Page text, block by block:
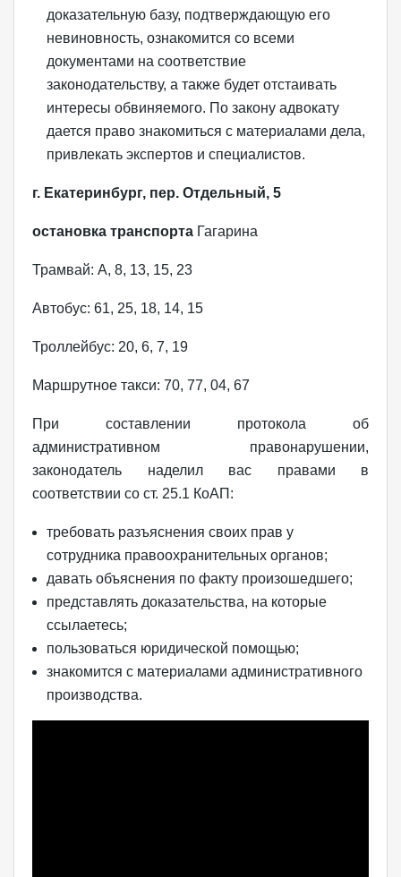
доказательную базу, подтверждающую его
невиновность, ознакомится со всеми
документами на соответствие
законодательству, а также будет отстаивать
интересы обвиняемого. По закону адвокату
дается право знакомиться с материалами дела,
привлекать экспертов и специалистов.
г. Екатеринбург, пер. Отдельный, 5
остановка транспорта Гагарина
Трамвай: А, 8, 13, 15, 23
Автобус: 61, 25, 18, 14, 15
Троллейбус: 20, 6, 7, 19
Маршрутное такси: 70, 77, 04, 67
При составлении протокола об
административном правонарушении,
законодатель наделил вас правами в
соответствии со ст. 25.1 КоАП:
требовать разъяснения своих прав у
сотрудника правоохранительных органов;
давать объяснения по факту произошедшего;
представлять доказательства, на которые
ссылаетесь;
пользоваться юридической помощью;
знакомится с материалами административного
производства.